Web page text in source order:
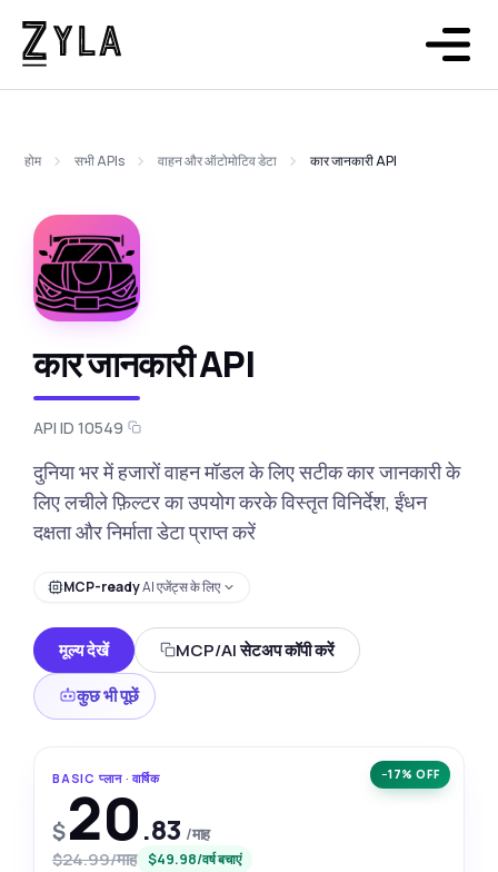
होम सभी APIs वाहन और ऑटोमोटिव डेटा कार जानकारी API
कार जानकारी API
API ID 10549
दुनिया भर में हजारों वाहन मॉडल के लिए सटीक कार जानकारी के
लिए लचीले फ़िल्टर का उपयोग करके विस्तृत विनिर्देश, ईंधन
दक्षता और निर्माता डेटा प्राप्त करें
MCP-readyAI एजेंट्स के लिए
मूल्य देखें
MCP/AI सेटअप कॉपी करें
कुछ भी पूछें
−17% OFF
BASIC प्लान · वार्षिक
$20.83 /माह
$24.99/माह $49.98/वर्ष बचाएं